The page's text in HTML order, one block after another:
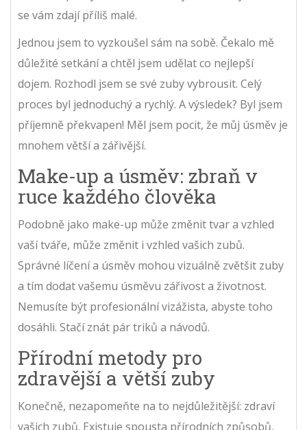
se vám zdají příliš malé.
Jednou jsem to vyzkoušel sám na sobě. Čekalo mě
důležité setkání a chtěl jsem udělat co nejlepší
dojem. Rozhodl jsem se své zuby vybrousit. Celý
proces byl jednoduchý a rychlý. A výsledek? Byl jsem
příjemně překvapen! Měl jsem pocit, že můj úsměv je
mnohem větší a zářivější.
Make-up a úsměv: zbraň v
ruce každého člověka
Podobně jako make-up může změnit tvar a vzhled
vaší tváře, může změnit i vzhled vašich zubů.
Správné líčení a úsměv mohou vizuálně zvětšit zuby
a tím dodat vašemu úsměvu zářivost a životnost.
Nemusíte být profesionální vizážista, abyste toho
dosáhli. Stačí znát pár triků a návodů.
Přírodní metody pro
zdravější a větší zuby
Konečně, nezapomeňte na to nejdůležitější: zdraví
vašich zubů. Existuje spousta přírodních způsobů,